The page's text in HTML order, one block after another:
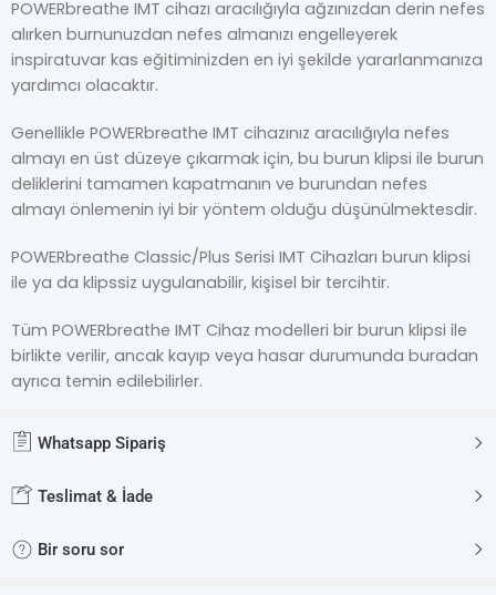
POWERbreathe IMT cihazı aracılığıyla ağzınızdan derin nefes
alırken burnunuzdan nefes almanızı engelleyerek
inspiratuvar kas eğitiminizden en iyi şekilde yararlanmanıza
yardımcı olacaktır.
Genellikle POWERbreathe IMT cihazınız aracılığıyla nefes
almayı en üst düzeye çıkarmak için, bu burun klipsi ile burun
deliklerini tamamen kapatmanın ve burundan nefes
almayı önlemenin iyi bir yöntem olduğu düşünülmektesdir.
POWERbreathe Classic/Plus Serisi IMT Cihazları burun klipsi
ile ya da klipssiz uygulanabilir, kişisel bir tercihtir.
Tüm POWERbreathe IMT Cihaz modelleri bir burun klipsi ile
birlikte verilir, ancak kayıp veya hasar durumunda buradan
ayrıca temin edilebilirler.
Whatsapp Sipariş
Teslimat & İade
Bir soru sor